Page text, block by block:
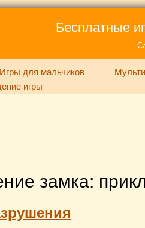
Бесплатные
Игры для мальчиков
игры
замка: